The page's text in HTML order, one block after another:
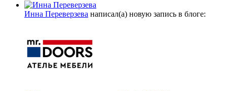
Инна Переверзева написал(а) новую запись в блоге: